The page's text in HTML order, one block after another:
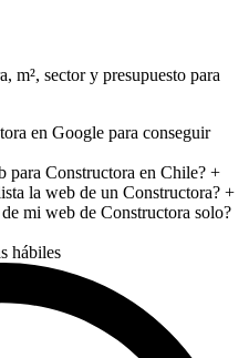
m², sector y presupuesto para
en Google para conseguir
para Constructora en Chile? +
la web de un Constructora? +
mi web de Constructora solo?
hábiles